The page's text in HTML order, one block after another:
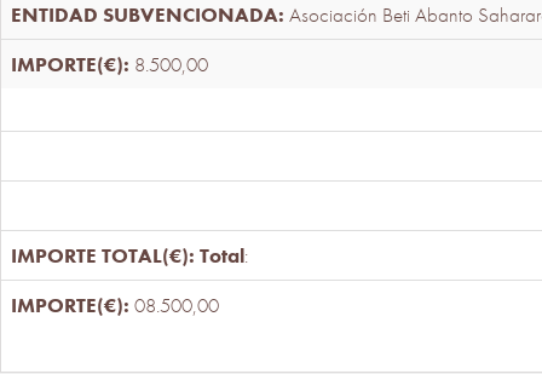
Asociación Beti Abanto
8.500,00
Total:
08.500,00